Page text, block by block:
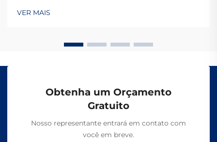
interceptados é porque eles transmitem dados por
VER MAIS
Obtenha um Orçamento
Gratuito
Nosso representante entrará em contato com
você em breve.